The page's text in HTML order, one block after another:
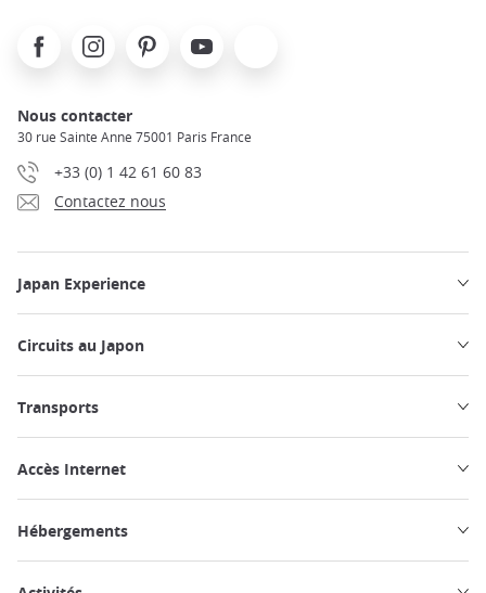
FacebookInstagramPinterest Youtube
Nous contacter
30 rue Sainte Anne 75001 Paris France
+33 (0) 1 42 61 60 83
Contactez nous
Japan Experience
Circuits au Japon
Transports
Accès Internet
Hébergements